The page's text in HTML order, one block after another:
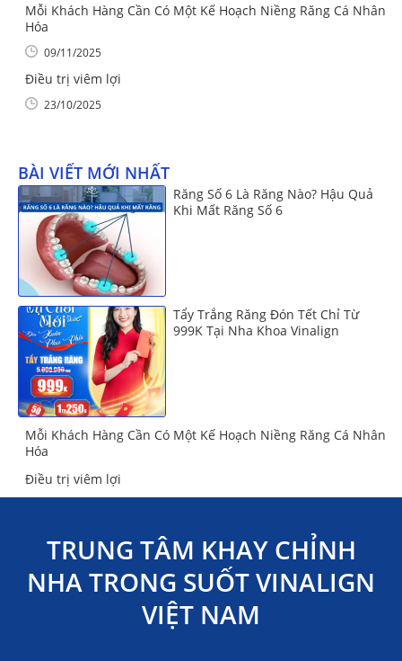
Mỗi Khách Hàng Cần Có Một Kế Hoạch Niềng Răng Cá Nhân
Hóa
09/11/2025
Điều trị viêm lợi
23/10/2025
BÀI VIẾT MỚI NHẤT
Răng Số 6 Là Răng Nào? Hậu Quả
Khi Mất Răng Số 6
Tẩy Trắng Răng Đón Tết Chỉ Từ
999K Tại Nha Khoa Vinalign
Mỗi Khách Hàng Cần Có Một Kế Hoạch Niềng Răng Cá Nhân
Hóa
Điều trị viêm lợi
TRUNG TÂM KHAY CHỈNH
NHA TRONG SUỐT VINALIGN
VIỆT NAM